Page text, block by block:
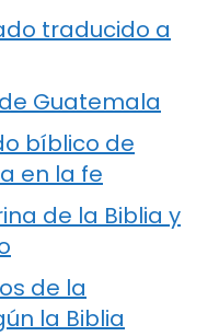
traducido a
Guatemala
bíblico de
en la fe
de la Biblia y
de la
la Biblia